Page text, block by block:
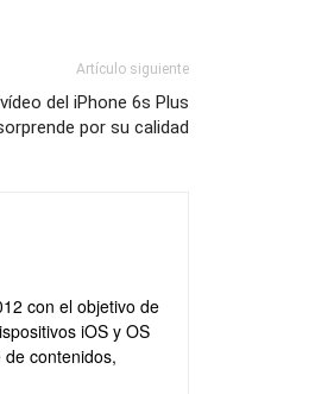
Artículo siguiente
del iPhone 6s Plus
por su calidad
con el objetivo de
iOS y OS
contenidos,